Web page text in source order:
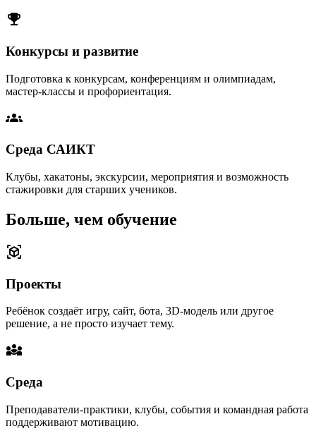
emoji_events
Конкурсы и развитие
Подготовка к конкурсам, конференциям и олимпиадам,
мастер-классы и профориентация.
groups
Среда САИКТ
Клубы, хакатоны, экскурсии, мероприятия и возможность
стажировки для старших учеников.
Больше, чем обучение
view_in_ar
Проекты
Ребёнок создаёт игру, сайт, бота, 3D-модель или другое
решение, а не просто изучает тему.
diversity_3
Среда
Преподаватели-практики, клубы, события и командная работа
поддерживают мотивацию.